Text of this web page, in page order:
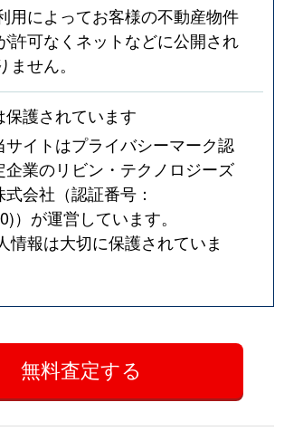
用によってお客様の不動産物件
許可なくネットなどに公開され
せん。
保護されています
サイトはプライバシーマーク認
企業のリビン・テクノロジーズ
式会社（認証番号：
）が運営しています。
情報は大切に保護されていま